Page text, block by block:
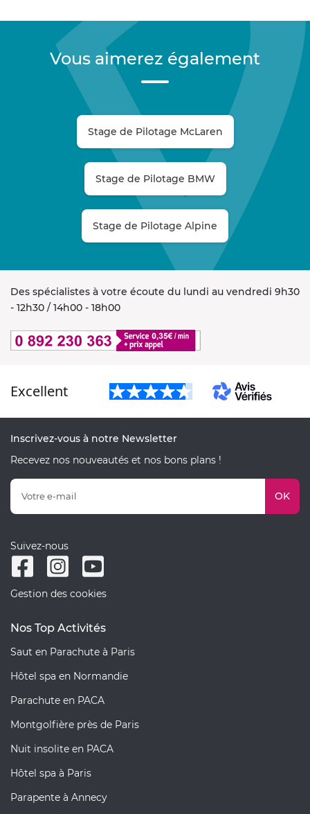
Vous aimerez également
Stage de Pilotage McLaren
Stage de Pilotage BMW
Stage de Pilotage Alpine
Des spécialistes à votre écoute du lundi au vendredi 9h30
- 12h30 / 14h00 - 18h00
Excellent
Inscrivez-vous à notre Newsletter
Recevez nos nouveautés et nos bons plans !
OK
Suivez-nous
Gestion des cookies
Nos Top Activités
Saut en Parachute à Paris
Hôtel spa en Normandie
Parachute en PACA
Montgolfière près de Paris
Nuit insolite en PACA
Hôtel spa à Paris
Parapente à Annecy